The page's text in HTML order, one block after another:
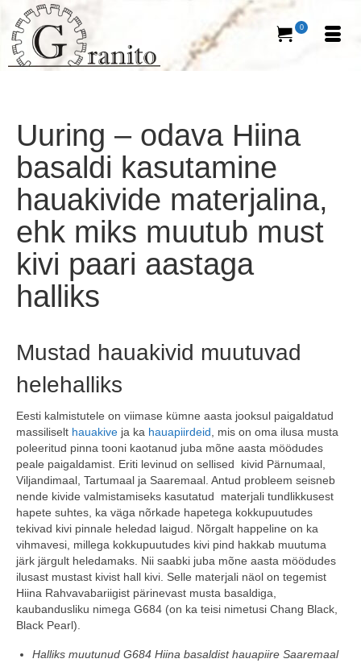
0
Uuring – odava Hiina
basaldi kasutamine
hauakivide materjalina,
ehk miks muutub must
kivi paari aastaga
halliks
Mustad hauakivid muutuvad
helehalliks
Eesti kalmistutele on viimase kümne aasta jooksul paigaldatud
massiliselt hauakive ja ka hauapiirdeid , mis on oma ilusa musta
poleeritud pinna tooni kaotanud juba mõne aasta möödudes
peale paigaldamist. Eriti levinud on sellised kivid Pärnumaal,
Viljandimaal, Tartumaal ja Saaremaal. Antud probleem seisneb
nende kivide valmistamiseks kasutatud materjali tundlikkusest
hapete suhtes, ka väga nõrkade hapetega kokkupuutudes
tekivad kivi pinnale heledad laigud. Nõrgalt happeline on ka
vihmavesi, millega kokkupuutudes kivi pind hakkab muutuma
järk järgult heledamaks. Nii saabki juba mõne aasta möödudes
ilusast mustast kivist hall kivi. Selle materjali näol on tegemist
Hiina Rahvavabariigist pärinevast musta basaldiga,
kaubandusliku nimega G684 (on ka teisi nimetusi Chang Black,
Black Pearl).
Halliks muutunud G684 Hiina basaldist hauapiire Saaremaal